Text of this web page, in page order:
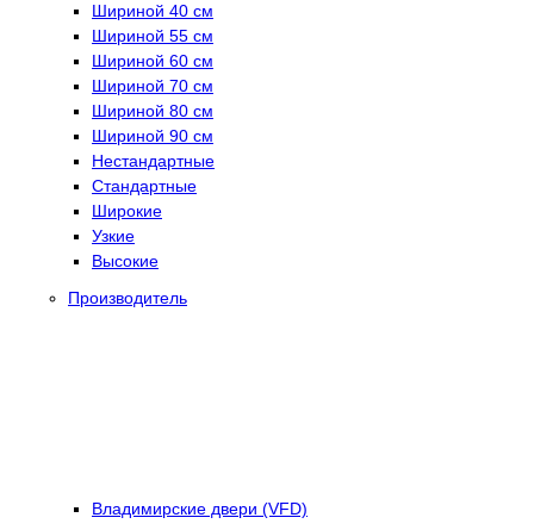
Шириной 40 см
Шириной 55 см
Шириной 60 см
Шириной 70 см
Шириной 80 см
Шириной 90 см
Нестандартные
Стандартные
Широкие
Узкие
Высокие
Производитель
Владимирские двери (VFD)